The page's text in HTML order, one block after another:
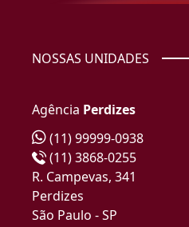
NOSSAS UNIDADES
Agência Perdizes
(11) 99999-0938
(11) 3868-0255
R. Campevas, 341
Perdizes
São Paulo - SP